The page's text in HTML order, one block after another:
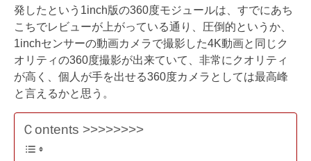
発したという1inch版の360度モジュールは、すでにあち
こちでレビューが上がっている通り、圧倒的というか、
1inchセンサーの動画カメラで撮影した4K動画と同じク
オリティの360度撮影が出来ていて、非常にクオリティ
が高く、個人が手を出せる360度カメラとしては最高峰
と言えるかと思う。
Ｃontents >>>>>>>>